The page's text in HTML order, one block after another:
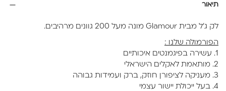
תיאור
לק ג'ל מבית Glamour מונה מעל 200 גוונים מרהיבים.
הפורמולה שלנו :
1. עשירה בפיגמנטים איכותיים
2. מותאמת לאקלים הישראלי
3. מעניקה לציפורן חוזק, ברק ועמידות גבוהה
4. בעל ייכולת יישור עצמי